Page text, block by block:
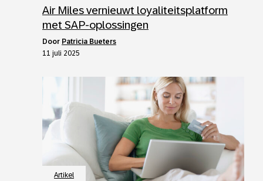
Air Miles vernieuwt loyaliteitsplatform
met SAP-oplossingen
door Patricia Bueters
11 juli 2025
Artikel